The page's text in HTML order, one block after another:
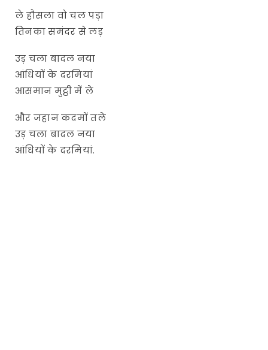
ले हौसला वो चल पड़ा
तिनका समंदर से लड़
उड़ चला बादल नया
आंधियों के दरमियां
आसमान मुट्ठी में ले
और जहान कदमों तले
उड़ चला बादल नया
आंधियों के दरमियां.